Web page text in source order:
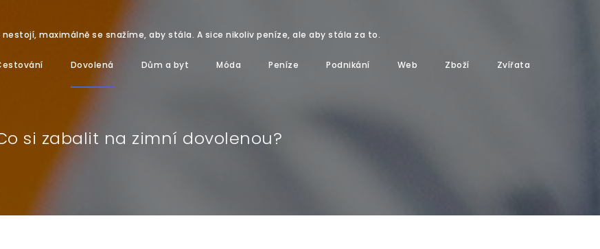
maximálně se snažíme, aby stála. A sice nikoliv peníze, ale aby stála za to.
Dovolená Dům a byt Móda Peníze Podnikání Web Zboží Zvířata
si zabalit na zimní dovolenou?